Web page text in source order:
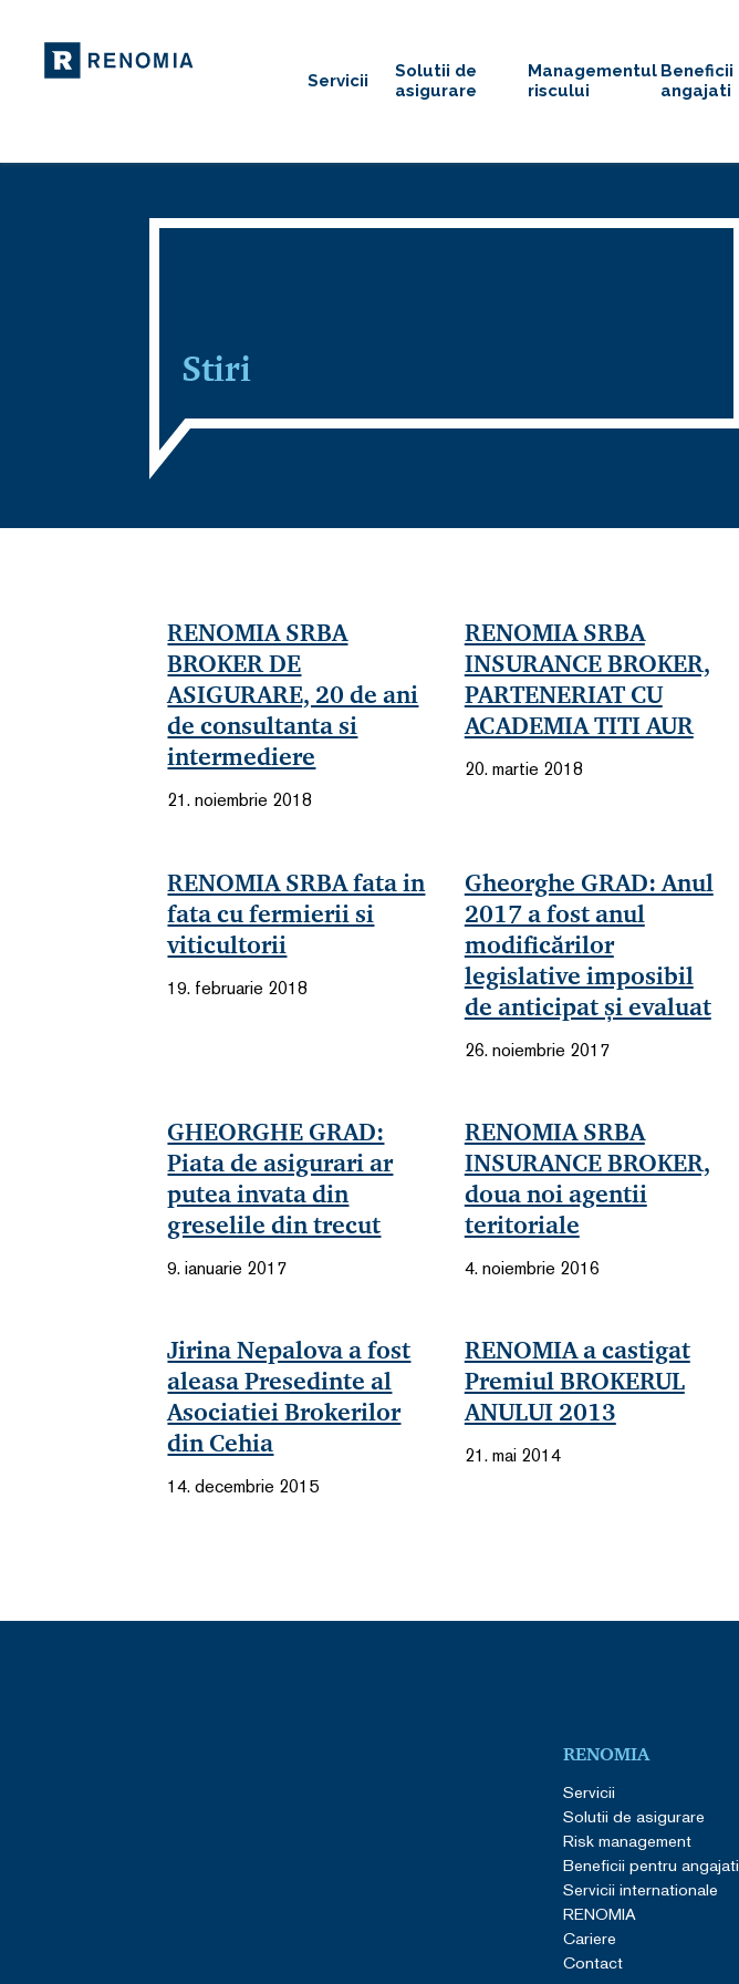
Servicii
Solutii de
asigurare
Managementul
riscului
Beneficii
angajati
Stiri
RENOMIA SRBA
BROKER DE
ASIGURARE, 20 de ani
de consultanta si
intermediere
21. noiembrie 2018
RENOMIA SRBA
INSURANCE BROKER,
PARTENERIAT CU
ACADEMIA TITI AUR
20. martie 2018
RENOMIA SRBA fata in
fata cu fermierii si
viticultorii
19. februarie 2018
Gheorghe GRAD: Anul
2017 a fost anul
modificărilor
legislative imposibil
de anticipat și evaluat
26. noiembrie 2017
GHEORGHE GRAD:
Piata de asigurari ar
putea invata din
greselile din trecut
9. ianuarie 2017
RENOMIA SRBA
INSURANCE BROKER,
doua noi agentii
teritoriale
4. noiembrie 2016
Jirina Nepalova a fost
aleasa Presedinte al
Asociatiei Brokerilor
din Cehia
14. decembrie 2015
RENOMIA a castigat
Premiul BROKERUL
ANULUI 2013
21. mai 2014
RENOMIA
Servicii
Solutii de asigurare
Risk management
Beneficii pentru angajati
Servicii internationale
RENOMIA
Cariere
Contact